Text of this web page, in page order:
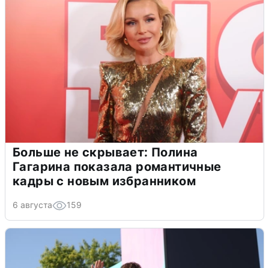
Больше не скрывает: Полина
Гагарина показала романтичные
кадры с новым избранником
6 августа 159